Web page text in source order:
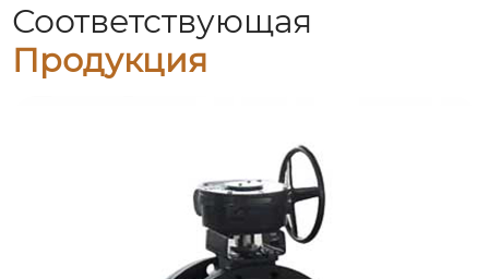
Соответствующая
Продукция